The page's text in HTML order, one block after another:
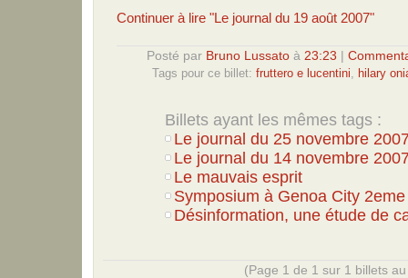
Continuer à lire "Le journal du 19 août 2007"
Posté par Bruno Lussato à 23:23
Tags pour ce billet: fruttero e lucentini hilary
Billets ayant les mêmes tags :
Le journal du 25 novembre
Le journal du 14 novembre
Le mauvais esprit
Symposium à Genoa City
Désinformation, une étude de
(Page 1 de 1 sur 1 billets